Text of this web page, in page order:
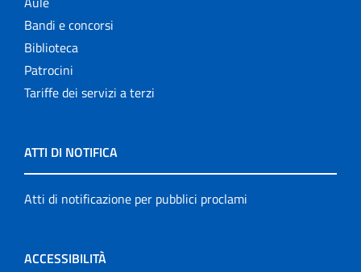
Bandi e concorsi
Biblioteca
Patrocini
Tariffe dei servizi a terzi
ATTI DI NOTIFICA
Atti di notificazione per pubblici proclami
ACCESSIBILITÀ